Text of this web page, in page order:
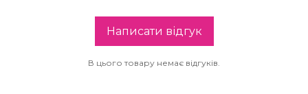
Написати відгук
В цього товару немає відгуків.